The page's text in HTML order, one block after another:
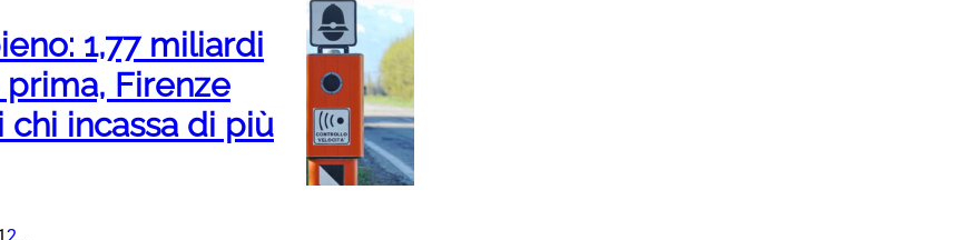
1,77 miliardi
prima, Firenze
chi incassa di più